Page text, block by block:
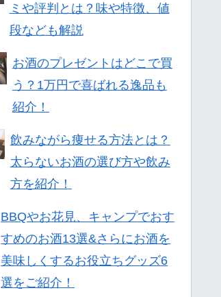
ミや評判とは？味や特徴、値
段なども解説
お酒のプレゼントはどこで買
う？1万円で喜ばれる逸品も
紹介！
飲みながら痩せる方法とは？
太らないお酒の選び方や飲み
方を紹介！
BBQやお花見、キャンプでおす
すめのお酒13選&さらにお酒を
美味しくするお役立ちグッズ6
選をご紹介！